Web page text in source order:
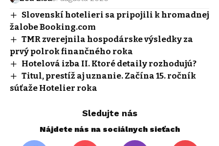
Slovenskí hotelieri sa pripojili k hromadnej
žalobe Booking.com
TMR zverejnila hospodárske výsledky za
prvý polrok finančného roka
Hotelová izba II. Ktoré detaily rozhodujú?
Titul, prestíž aj uznanie. Začína 15. ročník
súťaže Hotelier roka
Sledujte nás
Nájdete nás na sociálnych sieťach